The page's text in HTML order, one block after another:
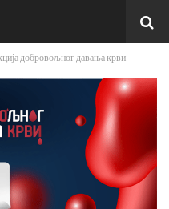
добровољног давања крви